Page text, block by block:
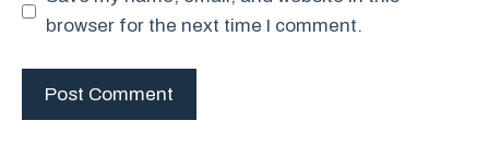
browser for the next time I comment.